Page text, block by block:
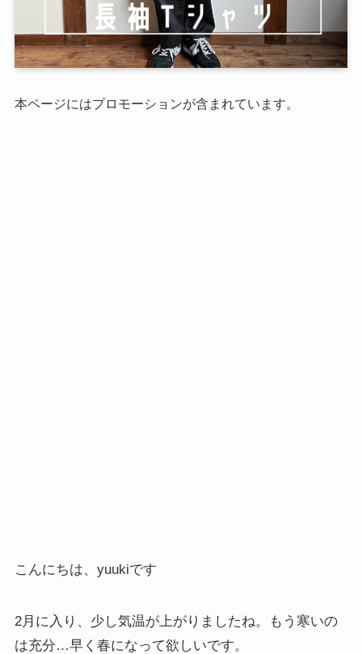
本ページにはプロモーションが含まれています。
こんにちは、yuukiです
2月に入り、少し気温が上がりましたね。もう寒いの
は充分…早く春になって欲しいです。